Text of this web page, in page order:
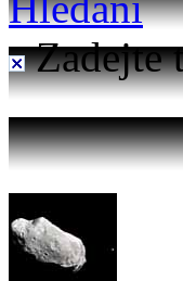
Zadejte